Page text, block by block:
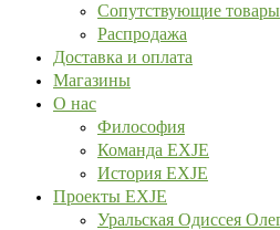
Сопутствующие товары
Распродажа
Доставка и оплата
Магазины
О нас
Философия
Команда EXJE
История EXJE
Проекты EXJE
Уральская Одиссея